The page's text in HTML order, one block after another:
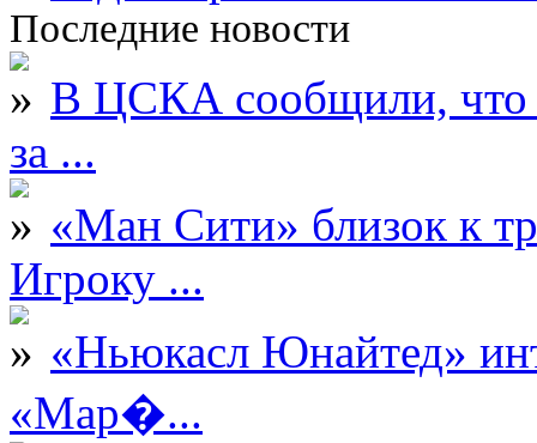
Последние новости
В ЦСКА сообщили, что
за ...
«Ман Сити» близок к
Игроку ...
«Ньюкасл Юнайтед»
«Мар�...